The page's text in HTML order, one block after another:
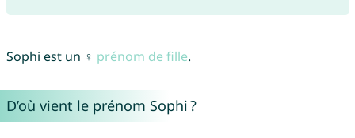
Sophi est un ♀ prénom de fille.
D’où vient le prénom Sophi ?